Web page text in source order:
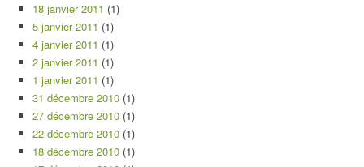
18 janvier 2011 (1)
5 janvier 2011 (1)
4 janvier 2011 (1)
2 janvier 2011 (1)
1 janvier 2011 (1)
31 décembre 2010 (1)
27 décembre 2010 (1)
22 décembre 2010 (1)
18 décembre 2010 (1)